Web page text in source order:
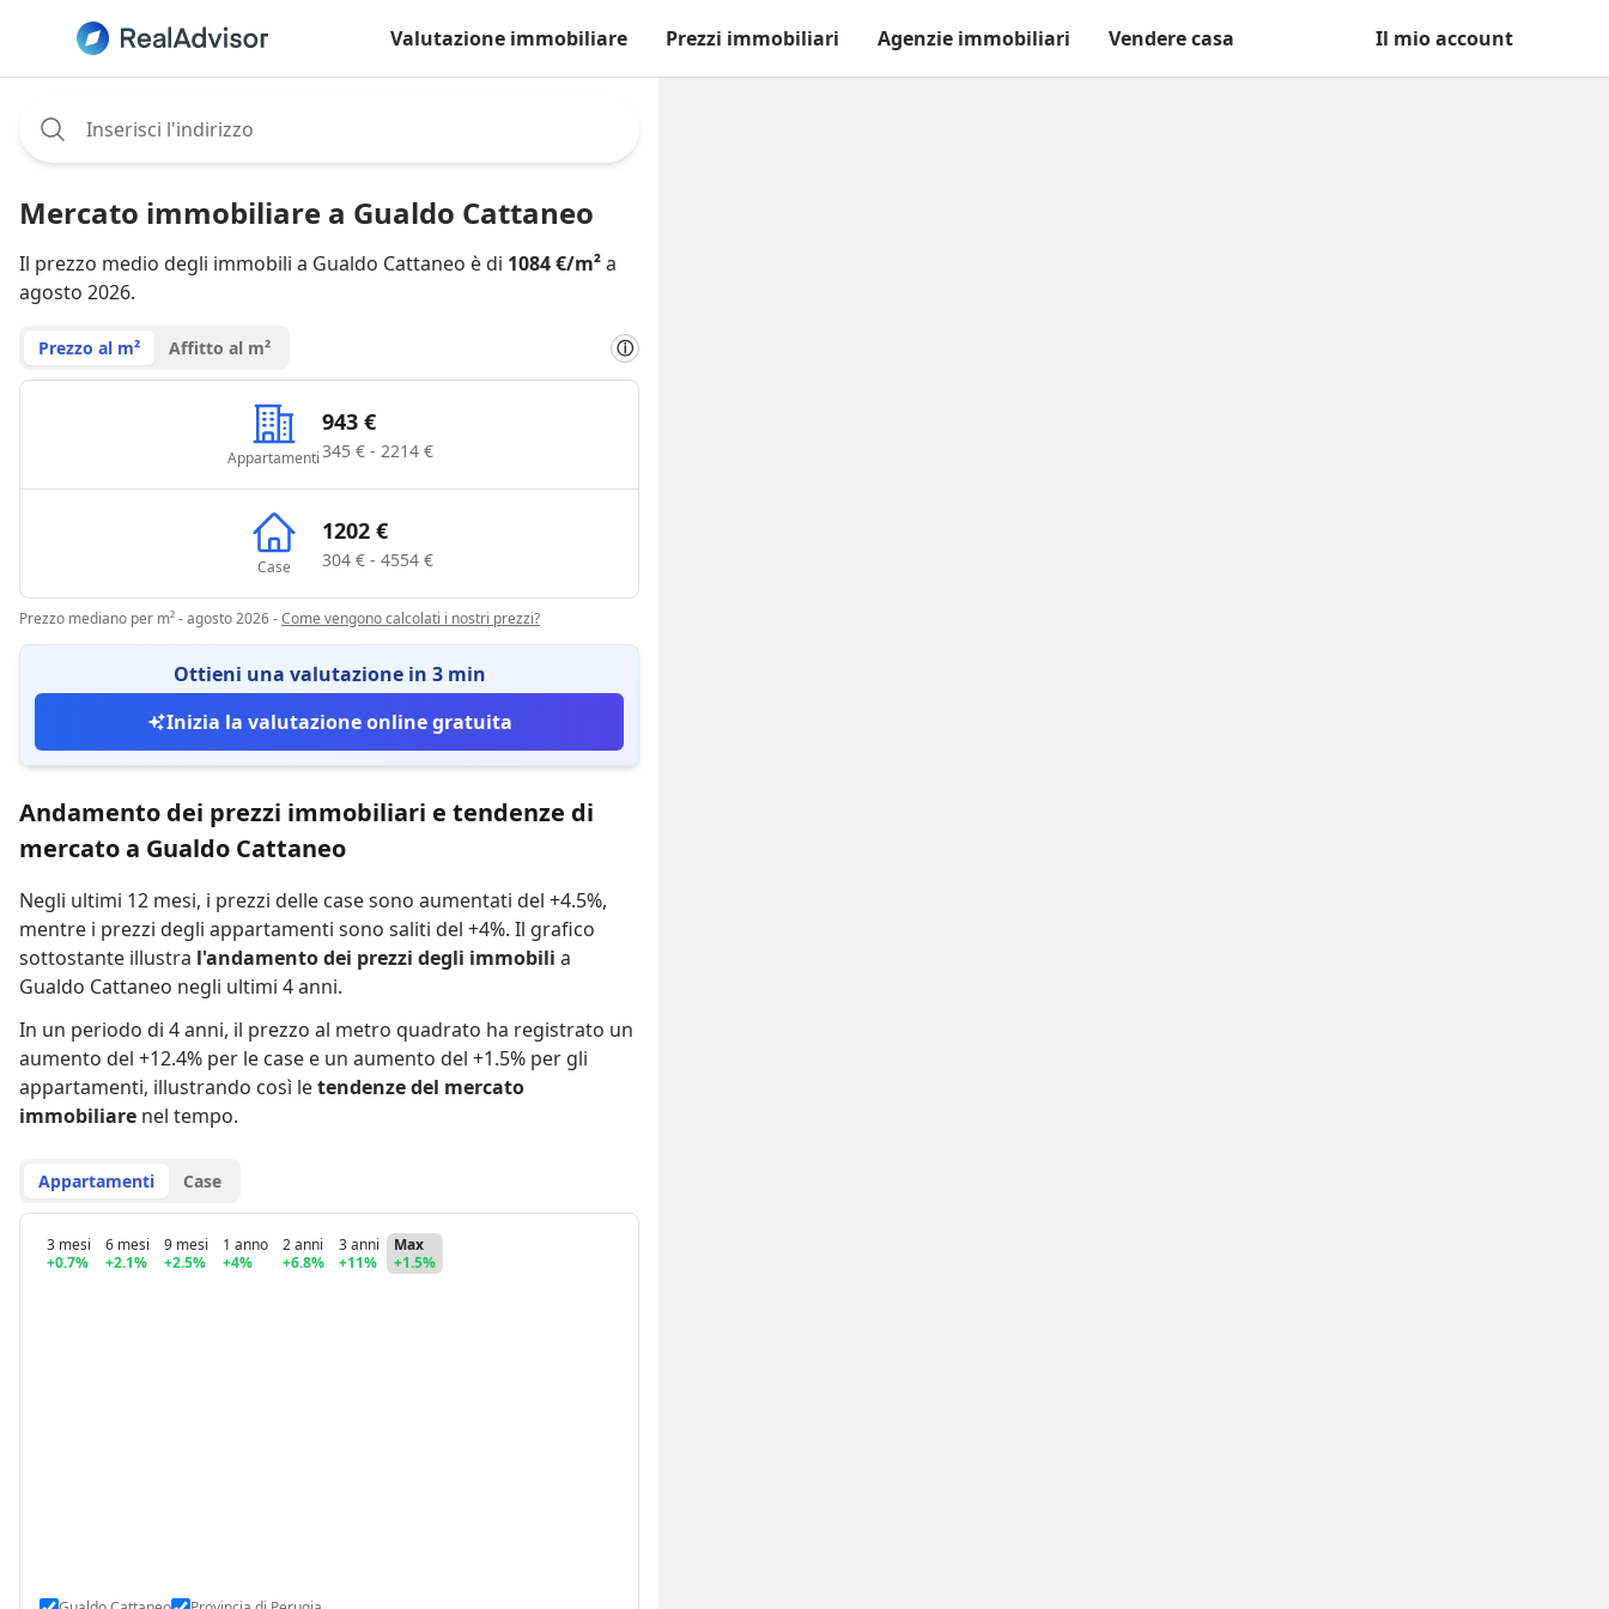
Valutazione immobiliare Prezzi immobiliari Agenzie immobiliari Vendere casa Il mio account
Mercato immobiliare a Gualdo Cattaneo
Il prezzo medio degli immobili a Gualdo Cattaneo è di 1084 €/m²a
agosto 2026.
Prezzo al m² Affitto al m² ⓘ
Appartamenti
943 €
345 € - 2214 €
Case
1202 €
304 € - 4554 €
Prezzo mediano per m² - agosto 2026-Come vengono calcolati i nostri prezzi?
Ottieni una valutazione in 3 min
Inizia la valutazione online gratuita
Andamento dei prezzi immobiliari e tendenze di
mercato a Gualdo Cattaneo
Negli ultimi 12 mesi, i prezzi delle case sono aumentati del +4.5%,
mentre i prezzi degli appartamenti sono saliti del +4%. Il grafico
sottostante illustra l'andamento dei prezzi degli immobili a
Gualdo Cattaneo negli ultimi 4 anni.
In un periodo di 4 anni, il prezzo al metro quadrato ha registrato un
aumento del +12.4% per le case e un aumento del +1.5% per gli
appartamenti, illustrando così letendenze del mercato
immobiliare nel tempo.
Appartamenti Case
3 mesi
+0.7%
6 mesi
+2.1%
9 mesi
+2.5%
1 anno
+4%
2 anni
+6.8%
3 anni
+11%
Max
+1.5%